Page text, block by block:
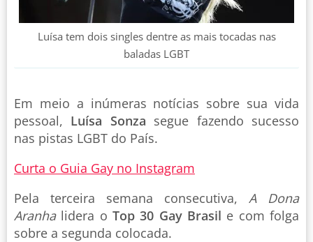
Luísa tem dois singles dentre as mais tocadas nas
baladas LGBT
Em meio a inúmeras notícias sobre sua vida
pessoal, Luísa Sonza segue fazendo sucesso
nas pistas LGBT do País.
Curta o Guia Gay no Instagram
Pela terceira semana consecutiva, A Dona
Aranhalidera o Top 30 Gay Brasil e com folga
sobre a segunda colocada.